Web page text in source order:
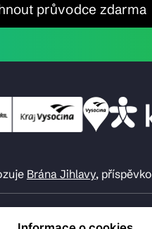
průvodce zdarma
Brána Jihlavy,
podmínky